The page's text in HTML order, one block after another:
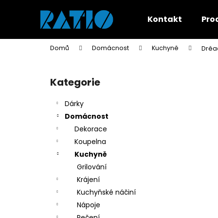
Kontakt
Domů Domácnost Kuchyně
Přeskočit
kategorie
Kategorie
Dárky
Domácnost
Dekorace
Koupelna
Kuchyně
Grilování
Krájení
Kuchyňské náčiní
Nápoje
í
Zpět
do
obchodu
Zpět
do
obchodu